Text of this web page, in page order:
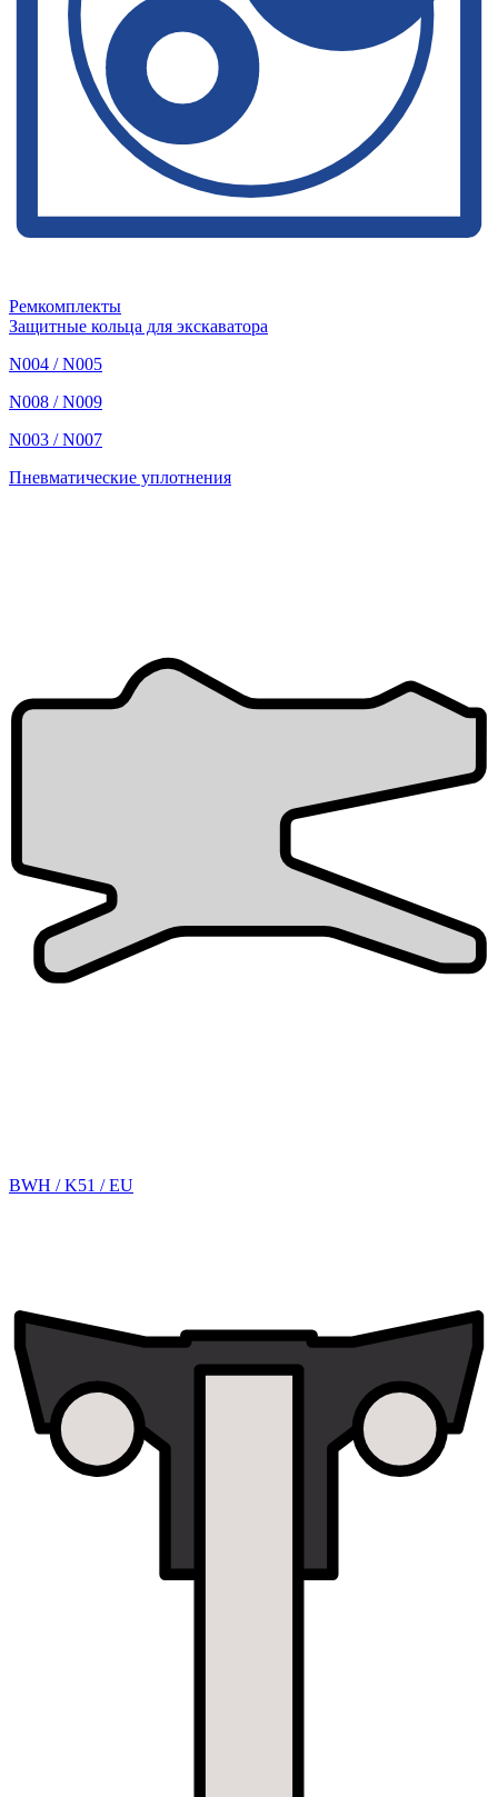
Ремкомплекты
Защитные кольца для экскаватора
N004 / N005
N008 / N009
N003 / N007
Пневматические уплотнения
BWH / K51 / EU